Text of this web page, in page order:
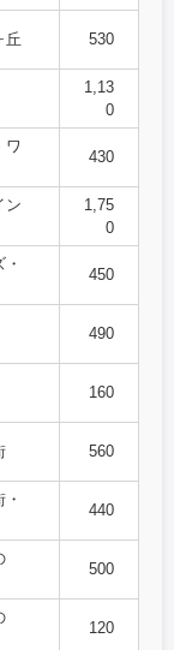
丘 530
1,13
0
ワ
430
ン
1,75
0
450
490
160
560
440
500
120